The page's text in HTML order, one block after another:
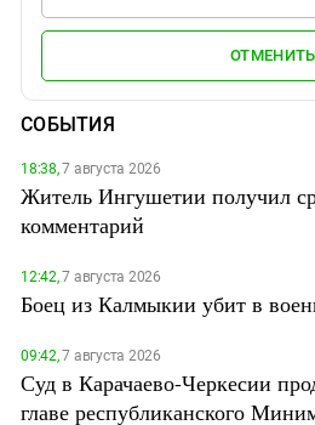
ОТМЕНИТЬ
СОБЫТИЯ
18:38,7 августа 2026
Житель Ингушетии получил
комментарий
12:42,7 августа 2026
Боец из Калмыкии убит в
09:42,7 августа 2026
Суд в Карачаево-Черкесии
главе республиканского